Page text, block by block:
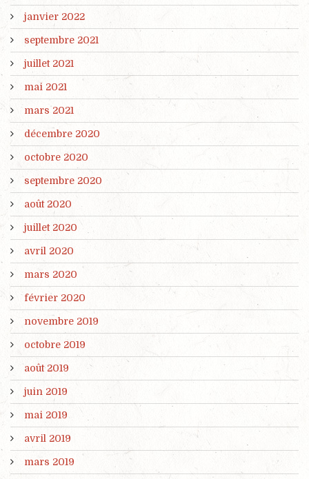
janvier 2022
septembre 2021
juillet 2021
mai 2021
mars 2021
décembre 2020
octobre 2020
septembre 2020
août 2020
juillet 2020
avril 2020
mars 2020
février 2020
novembre 2019
octobre 2019
août 2019
juin 2019
mai 2019
avril 2019
mars 2019